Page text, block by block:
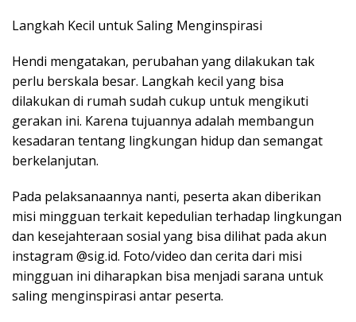
Langkah Kecil untuk Saling Menginspirasi
Hendi mengatakan, perubahan yang dilakukan tak
perlu berskala besar. Langkah kecil yang bisa
dilakukan di rumah sudah cukup untuk mengikuti
gerakan ini. Karena tujuannya adalah membangun
kesadaran tentang lingkungan hidup dan semangat
berkelanjutan.
Pada pelaksanaannya nanti, peserta akan diberikan
misi mingguan terkait kepedulian terhadap lingkungan
dan kesejahteraan sosial yang bisa dilihat pada akun
instagram @sig.id. Foto/video dan cerita dari misi
mingguan ini diharapkan bisa menjadi sarana untuk
saling menginspirasi antar peserta.